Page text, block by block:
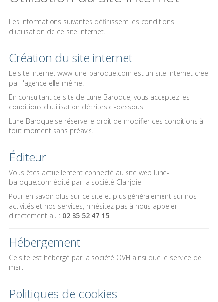
Les informations suivantes définissent les conditions
d'utilisation de ce site internet.
Création du site internet
Le site internet www.lune-baroque.com est un site internet créé
par l'agence elle-même.
En consultant ce site de Lune Baroque, vous acceptez les
conditions d'utilisation décrites ci-dessous.
Lune Baroque se réserve le droit de modifier ces conditions à
tout moment sans préavis.
Éditeur
Vous êtes actuellement connecté au site web lune-
baroque.com édité par la société Clairjoie
Pour en savoir plus sur ce site et plus généralement sur nos
activités et nos services, n'hésitez pas à nous appeler
directement au : 02 85 52 47 15
Hébergement
Ce site est hébergé par la société OVH ainsi que le service de
mail.
Politiques de cookies